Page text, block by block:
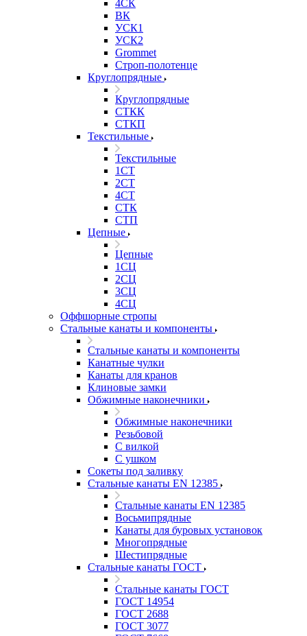
4СК
ВК
УСК1
УСК2
Grommet
Строп-полотенце
Круглопрядные
Круглопрядные
СТКК
СТКП
Текстильные
Текстильные
1СТ
2СТ
4СТ
СТК
СТП
Цепные
Цепные
1СЦ
2СЦ
3СЦ
4СЦ
Оффшорные стропы
Стальные канаты и компоненты
Стальные канаты и компоненты
Канатные чулки
Канаты для кранов
Клиновые замки
Обжимные наконечники
Обжимные наконечники
Резьбовой
С вилкой
С ушком
Сокеты под заливку
Стальные канаты EN 12385
Стальные канаты EN 12385
Восьмипрядные
Канаты для буровых установок
Многопрядные
Шестипрядные
Стальные канаты ГОСТ
Стальные канаты ГОСТ
ГОСТ 14954
ГОСТ 2688
ГОСТ 3077